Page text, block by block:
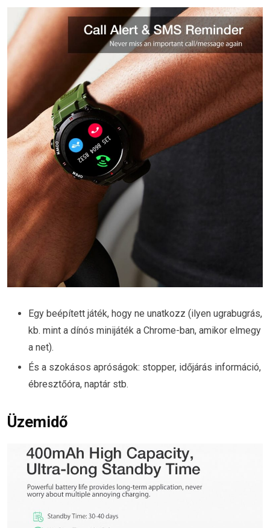
Egy beépített játék, hogy ne unatkozz (ilyen ugrabugrás,
kb. mint a dínós minijáték a Chrome-ban, amikor elmegy
a net).
És a szokásos apróságok: stopper, időjárás információ,
ébresztőóra, naptár stb.
Üzemidő